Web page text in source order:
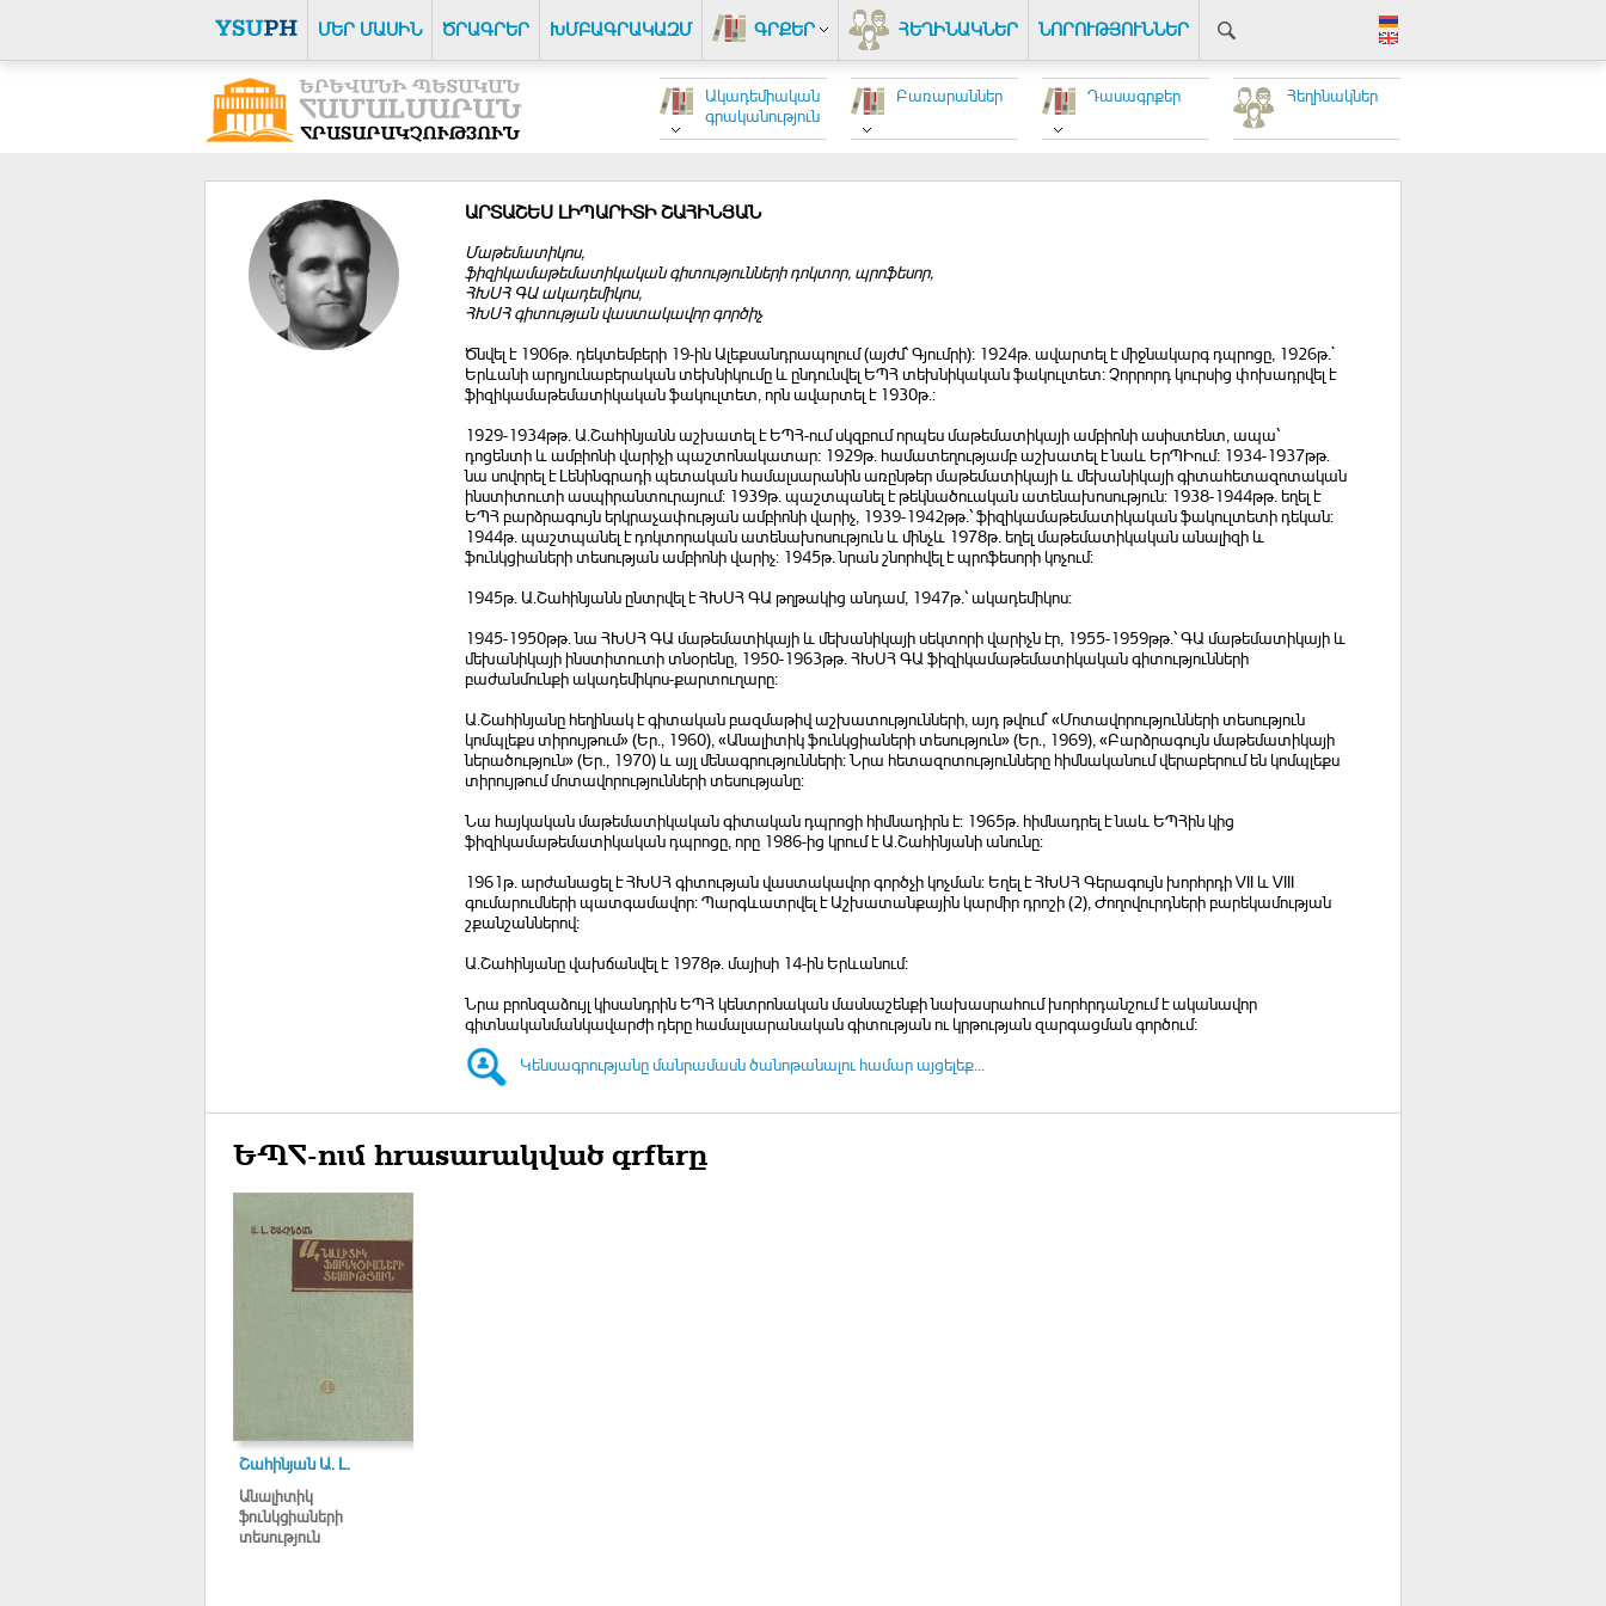
ՄԵՐ ՄԱՍԻՆ ԾՐԱԳՐԵՐ ԽՄԲԱԳՐԱԿԱԶՄ ԳՐՔԵՐ ՀԵՂԻՆԱԿՆԵՐ ՆՈՐՈՒԹՅՈՒՆՆԵՐ
Հեղինակներ
Դասագրքեր
Բառարաններ
Ակադեմիական
գրականություն
ԱՐՏԱՇԵՍ ԼԻՊԱՐԻՏԻ ՇԱՀԻՆՅԱՆ
Մաթեմատիկոս,
ֆիզիկամաթեմատիկական գիտությունների դոկտոր, պրոֆեսոր,
ՀԽՍՀ ԳԱ ակադեմիկոս,
ՀԽՍՀ գիտության վաստակավոր գործիչ
Ծնվել է 1906թ. դեկտեմբերի 19-ին Ալեքսանդրապոլում (այժմ՝ Գյումրի): 1924թ. ավարտել է միջնակարգ դպրոցը, 1926թ.`
Երևանի արդյունաբերական տեխնիկումը և ընդունվել ԵՊՀ տեխնիկական ֆակուլտետ: Չորրորդ կուրսից փոխադրվել է
ֆիզիկամաթեմատիկական ֆակուլտետ, որն ավարտել է 1930թ.:
1929-1934թթ. Ա.Շահինյանն աշխատել է ԵՊՀ-ում սկզբում որպես մաթեմատիկայի ամբիոնի ասիստենտ, ապա՝
դոցենտի և ամբիոնի վարիչի պաշտոնակատար: 1929թ. համատեղությամբ աշխատել է նաև ԵրՊԻում: 1934-1937թթ.
նա սովորել է Լենինգրադի պետական համալսարանին առընթեր մաթեմատիկայի և մեխանիկայի գիտահետազոտական
ինստիտուտի ասպիրանտուրայում: 1939թ. պաշտպանել է թեկնածուական ատենախոսություն: 1938-1944թթ. եղել է
ԵՊՀ բարձրագույն երկրաչափության ամբիոնի վարիչ, 1939-1942թթ.՝ ֆիզիկամաթեմատիկական ֆակուլտետի դեկան:
1944թ. պաշտպանել է դոկտորական ատենախոսություն և մինչև 1978թ. եղել մաթեմատիկական անալիզի և
ֆունկցիաների տեսության ամբիոնի վարիչ: 1945թ. նրան շնորհվել է պրոֆեսորի կոչում:
1945թ. Ա.Շահինյանն ընտրվել է ՀԽՍՀ ԳԱ թղթակից անդամ, 1947թ.՝ ակադեմիկոս:
1945-1950թթ. նա ՀԽՍՀ ԳԱ մաթեմատիկայի և մեխանիկայի սեկտորի վարիչն էր, 1955-1959թթ.՝ ԳԱ մաթեմատիկայի և
մեխանիկայի ինստիտուտի տնօրենը, 1950-1963թթ. ՀԽՍՀ ԳԱ ֆիզիկամաթեմատիկական գիտությունների
բաժանմունքի ակադեմիկոս-քարտուղարը:
Ա.Շահինյանը հեղինակ է գիտական բազմաթիվ աշխատությունների, այդ թվում` «Մոտավորությունների տեսություն
կոմպլեքս տիրույթում» (Եր., 1960), «Անալիտիկ ֆունկցիաների տեսություն» (Եր., 1969), «Բարձրագույն մաթեմատիկայի
ներածություն» (Եր., 1970) և այլ մենագրությունների: Նրա հետազոտությունները հիմնականում վերաբերում են կոմպլեքս
տիրույթում մոտավորությունների տեսությանը:
Նա հայկական մաթեմատիկական գիտական դպրոցի հիմնադիրն է: 1965թ. հիմնադրել է նաև ԵՊՀին կից
ֆիզիկամաթեմատիկական դպրոցը, որը 1986-ից կրում է Ա.Շահինյանի անունը:
1961թ. արժանացել է ՀԽՍՀ գիտության վաստակավոր գործչի կոչման: Եղել է ՀԽՍՀ Գերագույն խորհրդի VII և VIII
գումարումների պատգամավոր: Պարգևատրվել է Աշխատանքային կարմիր դրոշի (2), Ժողովուրդների բարեկամության
շքանշաններով:
Ա.Շահինյանը վախճանվել է 1978թ. մայիսի 14-ին Երևանում:
Նրա բրոնզաձույլ կիսանդրին ԵՊՀ կենտրոնական մասնաշենքի նախասրահում խորհրդանշում է ականավոր
գիտնականմանկավարժի դերը համալսարանական գիտության ու կրթության զարգացման գործում:
Կենսագրությանը մանրամասն ծանոթանալու համար այցելեք...
ԵՊՀ-ում հրատարակված գրքերը
Շահինյան Ա. Լ.
Անալիտիկ
ֆունկցիաների
տեսություն